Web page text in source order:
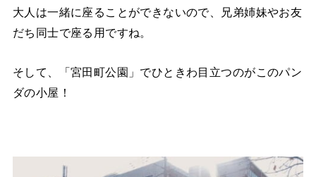
大人は一緒に座ることができないので、兄弟姉妹やお友
だち同士で座る用ですね。
そして、「宮田町公園」でひときわ目立つのがこのパン
ダの小屋！